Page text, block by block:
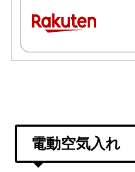
電動空気入れ